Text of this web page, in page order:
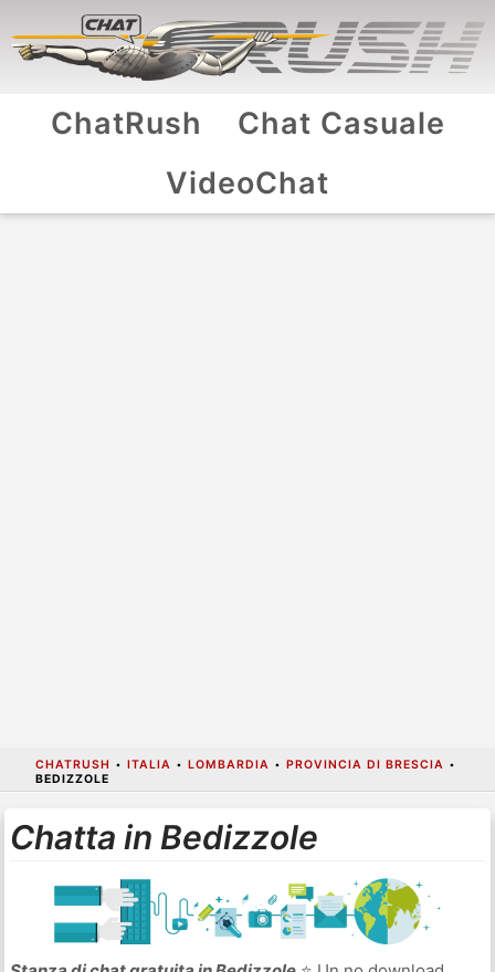
ChatRush
Chat Casuale
VideoChat
CHATRUSH • ITALIA • LOMBARDIA • PROVINCIA DI BRESCIA •
BEDIZZOLE
Chatta in Bedizzole